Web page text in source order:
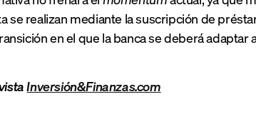
se realizan mediante la suscripción de
en el que la banca se deberá adaptar
Inversión&Finanzas.com